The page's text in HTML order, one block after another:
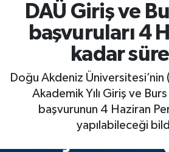
DAÜ Giriş ve
başvuruları 4
kadar
Doğu Akdeniz
Akademik Yılı Giriş ve Burs
başvurunun 4 Haziran
yapılabileceği
Son Dakika Haberleri
Haber Arşivi